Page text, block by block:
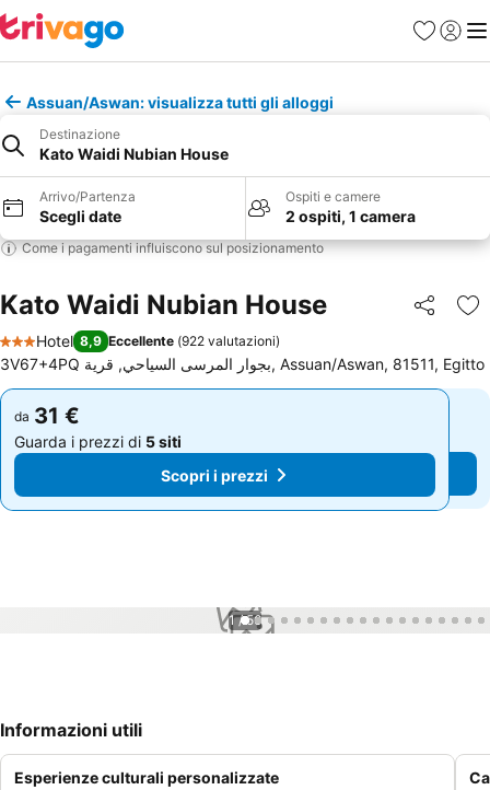
PreferitiAccedi
Assuan/Aswan: visualizza tutti gli alloggi
Destinazione
Kato Waidi Nubian House
Arrivo/Partenza
Scegli date
Ospiti e camere
2 ospiti, 1 camera
Come i pagamenti influiscono sul posizionamento
Kato Waidi Nubian House Condividi
3 Stelle
Hotel 8,9 Eccellente (922 valutazioni)
3V67+4PQ بجوار المرسى السياحي, قرية, Assuan/Aswan, 81511, Egitto
da 31 €
Guarda i prezzi di 5 siti
Scopri i prezzi
da 31 €
Guarda i prezzi di 5 siti
Scopri i prezzi
1 / 56
Informazioni utili
Esperienze culturali personalizzate